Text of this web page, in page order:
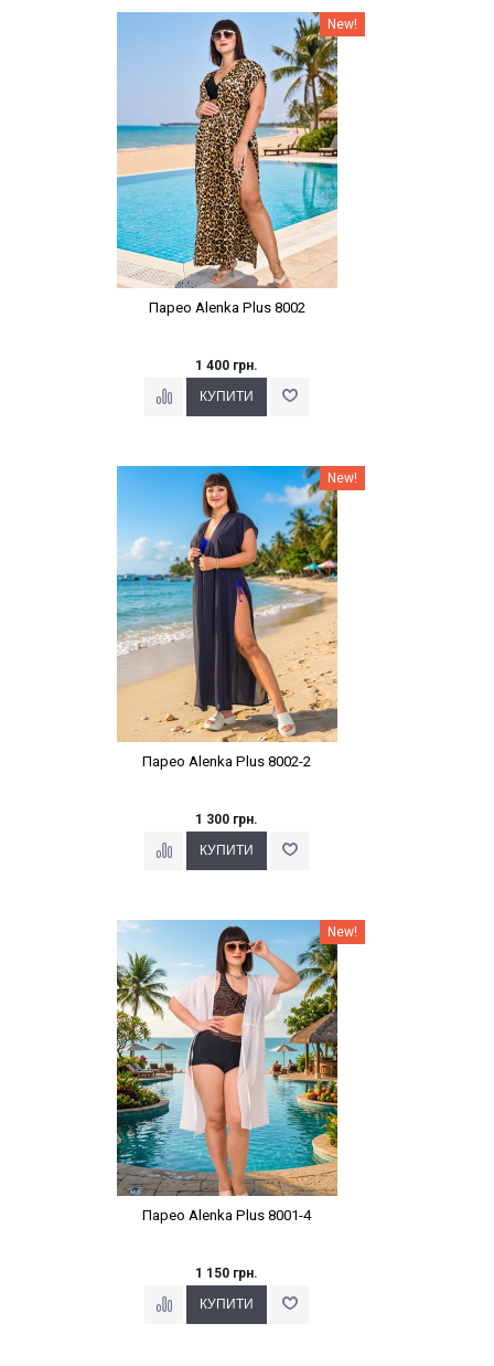
Наклейки Варіант з % New!
Парео Alenka Plus 8002
1 400 грн.
Наклейки Варіант з % New!
Парео Alenka Plus 8002-2
1 300 грн.
Наклейки Варіант з % New!
Парео Alenka Plus 8001-4
1 150 грн.